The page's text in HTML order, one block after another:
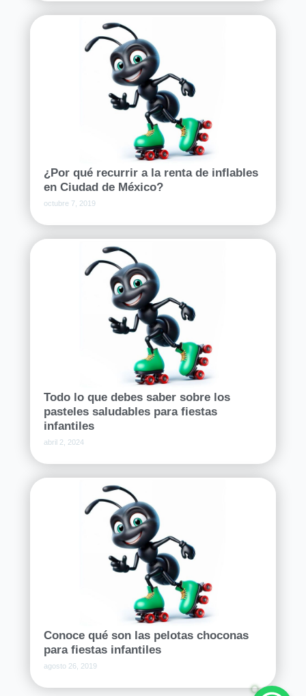
¿Por qué recurrir a la renta de inflables
en Ciudad de México?
octubre 7, 2019
Todo lo que debes saber sobre los
pasteles saludables para fiestas
infantiles
abril 2, 2024
Conoce qué son las pelotas choconas
para fiestas infantiles
agosto 26, 2019